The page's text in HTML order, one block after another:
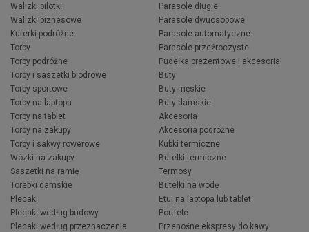
Walizki pilotki
Walizki biznesowe
Kuferki podróżne
Torby
Torby podróżne
Torby i saszetki biodrowe
Torby sportowe
Torby na laptopa
Torby na tablet
Torby na zakupy
Torby i sakwy rowerowe
Wózki na zakupy
Saszetki na ramię
Torebki damskie
Plecaki
Plecaki według budowy
Plecaki według przeznaczenia
Parasole długie
Parasole dwuosobowe
Parasole automatyczne
Parasole przeźroczyste
Pudełka prezentowe i akcesoria
Buty
Buty męskie
Buty damskie
Akcesoria
Akcesoria podróżne
Kubki termiczne
Butelki termiczne
Termosy
Butelki na wodę
Etui na laptopa lub tablet
Portfele
Przenośne ekspresy do kawy